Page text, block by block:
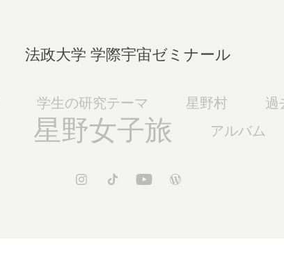
法政大学 学際宇宙ゼミナール
学生の研究テーマ 星野村 過
星野女子旅 アルバム